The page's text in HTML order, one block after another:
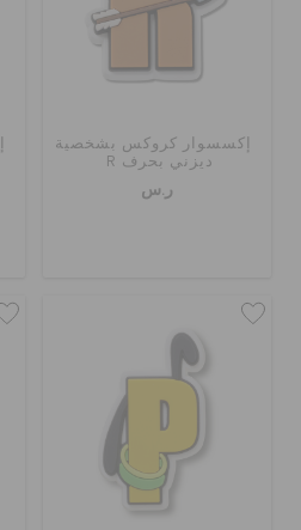
إكسسوار كروكس بشخصية
ديزني بحرف R
ر.س